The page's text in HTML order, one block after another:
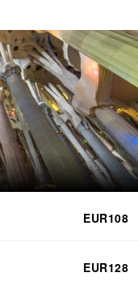
EUR108
EUR128